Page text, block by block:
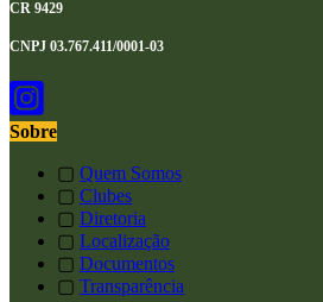
CR 9429
CNPJ 03.767.411/0001-03
Sobre
▢ Quem Somos
▢ Clubes
▢ Diretoria
▢ Localização
▢ Documentos
▢ Transparência